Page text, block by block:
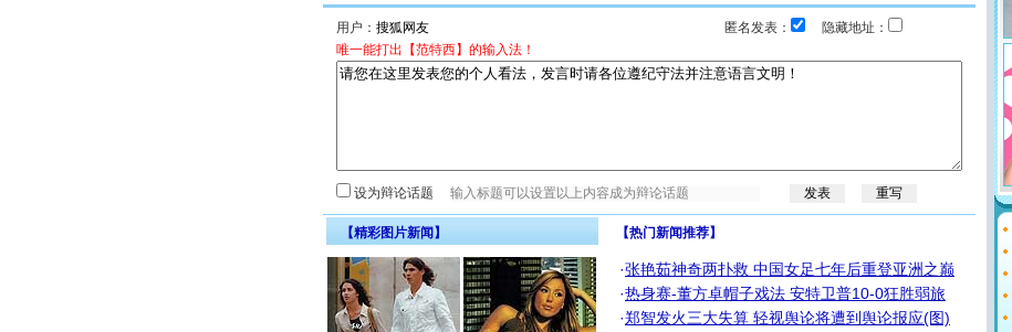
用户： 匿名发表：
隐藏地址：
唯一能打出【范特西】的输入法！
设为辩论话题
【精彩图片新闻】 【热门新闻推荐】
·张艳茹神奇两扑救 中国女足七年后重登亚洲之巅
·热身赛-董方卓帽子戏法 安特卫普10-0狂胜弱旅
·郑智发火三大失算 轻视舆论将遭到舆论报应(图)